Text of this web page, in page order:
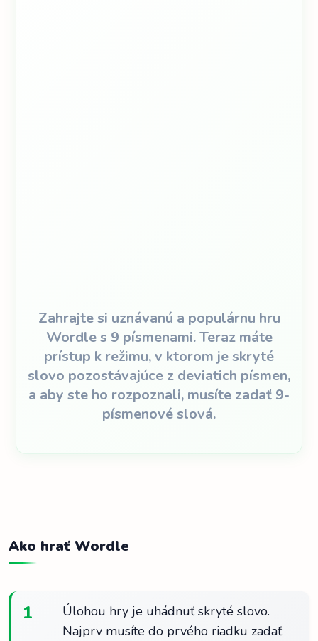
Zahrajte si uznávanú a populárnu hru
Wordle s 9 písmenami. Teraz máte
prístup k režimu, v ktorom je skryté
slovo pozostávajúce z deviatich písmen,
a aby ste ho rozpoznali, musíte zadať 9-
písmenové slová.
Ako hrať Wordle
1
Úlohou hry je uhádnuť skryté slovo.
Najprv musíte do prvého riadku zadať